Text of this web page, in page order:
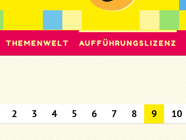
THEMENWELT AUFFÜHRUNGSLIZENZ
2 3 4 5 6 7 8 9 10